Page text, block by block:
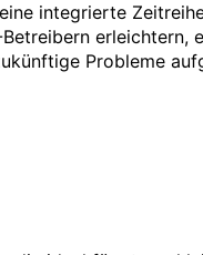
integrierte
erleichtern,
Probleme